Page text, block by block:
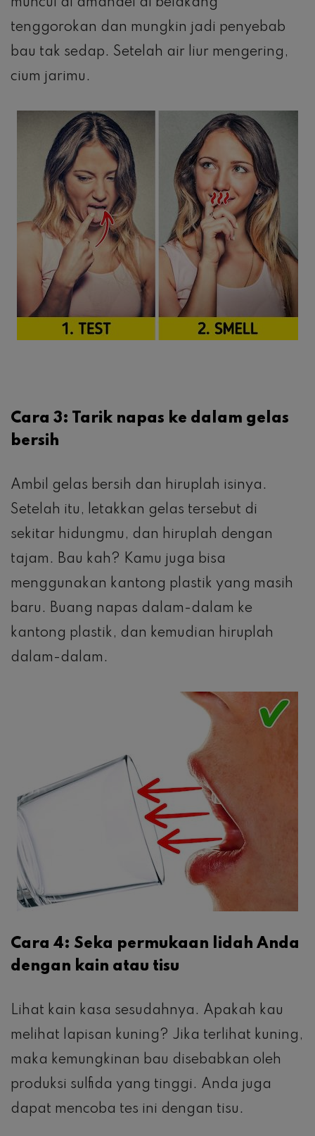
muncul di amandel di belakang
tenggorokan dan mungkin jadi penyebab
bau tak sedap. Setelah air liur mengering,
cium jarimu.
Cara 3: Tarik napas ke dalam gelas
bersih
Ambil gelas bersih dan hiruplah isinya.
Setelah itu, letakkan gelas tersebut di
sekitar hidungmu, dan hiruplah dengan
tajam. Bau kah? Kamu juga bisa
menggunakan kantong plastik yang masih
baru. Buang napas dalam-dalam ke
kantong plastik, dan kemudian hiruplah
dalam-dalam.
Cara 4: Seka permukaan lidah Anda
dengan kain atau tisu
Lihat kain kasa sesudahnya. Apakah kau
melihat lapisan kuning? Jika terlihat kuning,
maka kemungkinan bau disebabkan oleh
produksi sulfida yang tinggi. Anda juga
dapat mencoba tes ini dengan tisu.